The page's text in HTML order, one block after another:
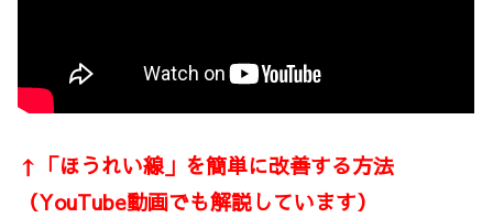
↑「ほうれい線」を簡単に改善する方法
（YouTube動画でも解説しています）